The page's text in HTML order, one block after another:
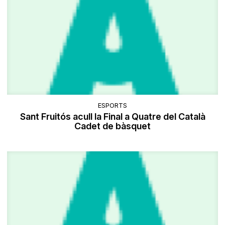
ESPORTS
Sant Fruitós acull la Final a Quatre del Català
Cadet de bàsquet